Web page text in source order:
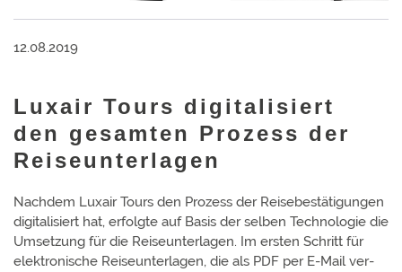
12.08.2019
Luxair Tours digitalisiert
den gesamten Prozess der
Reiseunterlagen
Nachdem Luxair Tours den Prozess der Reise­bestäti­gun­gen
digita­lisiert hat, erfolgte auf Basis der selben Techno­logie die
Um­setz­ung für die Reise­unter­lagen. Im ersten Schritt für
elek­tro­nische Reise­unter­lagen, die als PDF per E-Mail ver­